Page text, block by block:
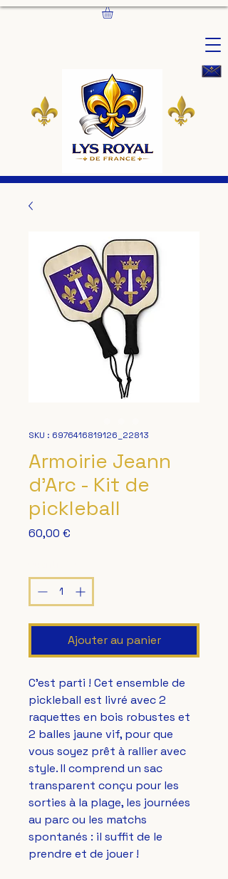
SKU : 6976416819126_22813
Armoirie Jeann
d'Arc - Kit de
pickleball
60,00 €
Ajouter au panier
C'est parti ! Cet ensemble de
pickleball est livré avec 2
raquettes en bois robustes et
2 balles jaune vif, pour que
vous soyez prêt à rallier avec
style. Il comprend un sac
transparent conçu pour les
sorties à la plage, les journées
au parc ou les matchs
spontanés : il suffit de le
prendre et de jouer !